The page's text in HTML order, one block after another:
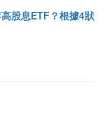
股息ETF？根據4狀